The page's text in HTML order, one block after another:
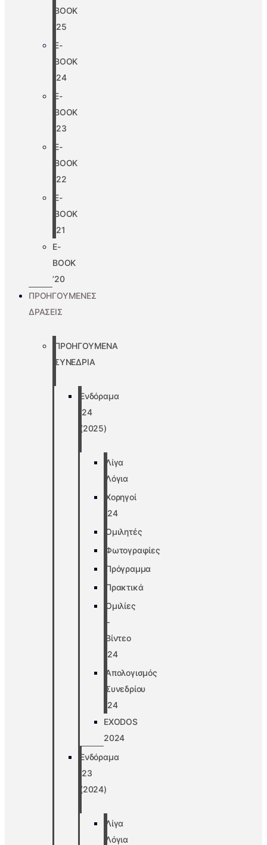
BOOK
’25
E-
BOOK
’24
E-
BOOK
’23
E-
BOOK
’22
E-
BOOK
’21
E-
BOOK
’20
ΠΡΟΗΓΟΥΜΕΝΕΣ
ΔΡΑΣΕΙΣ
ΠΡΟΗΓΟΥΜΕΝΑ
ΣΥΝΕΔΡΙΑ
Ενδόραμα
’24
(2025)
Λίγα
Λόγια
Χορηγοί
’24
Ομιλητές
Φωτογραφίες
Πρόγραμμα
Πρακτικά
Ομιλίες
–
Βίντεο
’24
Απολογισμός
Συνεδρίου
’24
EXODOS
2024
Ενδόραμα
’23
(2024)
Λίγα
Λόγια